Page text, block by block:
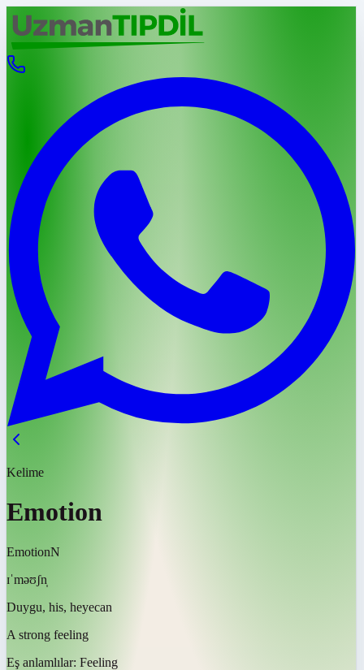
Kelime
Emotion
EmotionN
ɪˈməʊʃn̩
Duygu, his, heyecan
A strong feeling
Eş anlamlılar: Feeling